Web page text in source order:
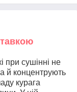
при сушінні не
й концентрують
курага